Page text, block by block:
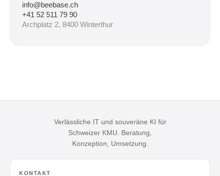
info@beebase.ch
+41 52 511 79 90
Archplatz 2, 8400 Winterthur
Verlässliche IT und souveräne KI für
Schweizer KMU. Beratung,
Konzeption, Umsetzung.
KONTAKT